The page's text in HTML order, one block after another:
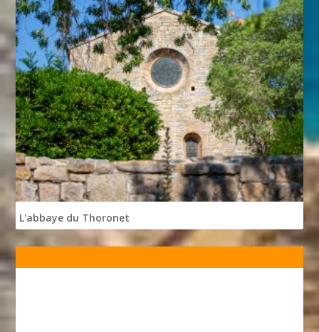
L'abbaye du Thoronet